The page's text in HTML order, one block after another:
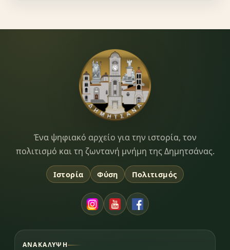
Dimitsana.gr
Ένα ψηφιακό αρχείο για την ιστορία, τον
πολιτισμό και τη ζωντανή μνήμη της Δημητσάνας.
Ιστορία Φύση Πολιτισμός
ΑΝΑΚΆΛΥΨΗ